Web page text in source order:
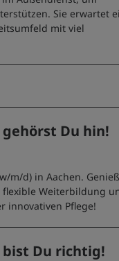
Sie erwartet
mit viel
Du hin!
m/d) in Aachen.
flexible Weiterbildung
innovativen Pflege!
Du richtig!